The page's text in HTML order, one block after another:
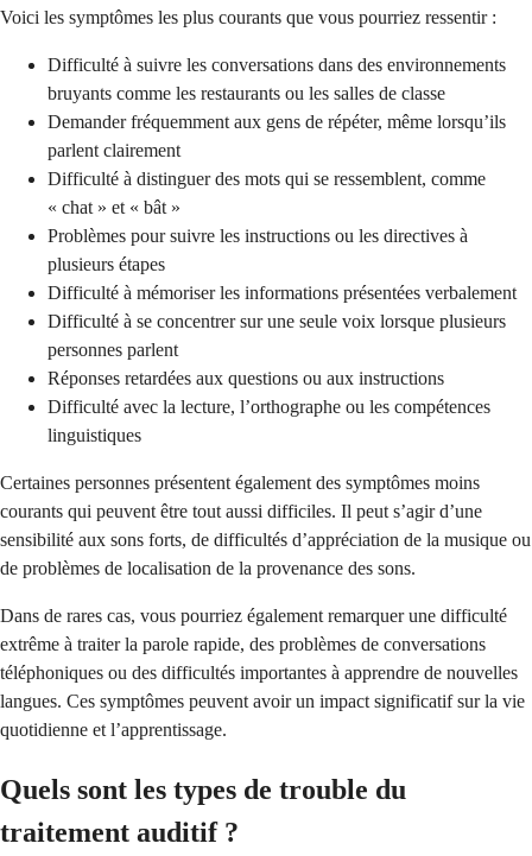
Voici les symptômes les plus courants que vous pourriez ressentir :
Difficulté à suivre les conversations dans des environnements
bruyants comme les restaurants ou les salles de classe
Demander fréquemment aux gens de répéter, même lorsqu’ils
parlent clairement
Difficulté à distinguer des mots qui se ressemblent, comme
« chat » et « bât »
Problèmes pour suivre les instructions ou les directives à
plusieurs étapes
Difficulté à mémoriser les informations présentées verbalement
Difficulté à se concentrer sur une seule voix lorsque plusieurs
personnes parlent
Réponses retardées aux questions ou aux instructions
Difficulté avec la lecture, l’orthographe ou les compétences
linguistiques
Certaines personnes présentent également des symptômes moins
courants qui peuvent être tout aussi difficiles. Il peut s’agir d’une
sensibilité aux sons forts, de difficultés d’appréciation de la musique ou
de problèmes de localisation de la provenance des sons.
Dans de rares cas, vous pourriez également remarquer une difficulté
extrême à traiter la parole rapide, des problèmes de conversations
téléphoniques ou des difficultés importantes à apprendre de nouvelles
langues. Ces symptômes peuvent avoir un impact significatif sur la vie
quotidienne et l’apprentissage.
Quels sont les types de trouble du
traitement auditif ?